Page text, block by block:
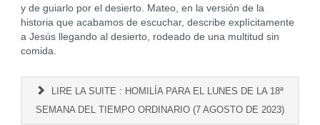
y de guiarlo por el desierto. Mateo, en la versión de la
historia que acabamos de escuchar, describe explícitamente
a Jesús llegando al desierto, rodeado de una multitud sin
comida.
LIRE LA SUITE : HOMILÍA PARA EL LUNES DE LA 18ª
SEMANA DEL TIEMPO ORDINARIO (7 AGOSTO DE 2023)